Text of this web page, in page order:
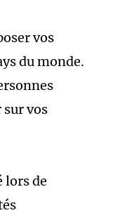
vos
du monde.
vos
lors de